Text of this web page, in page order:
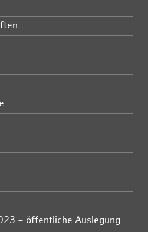
– öffentliche Auslegung